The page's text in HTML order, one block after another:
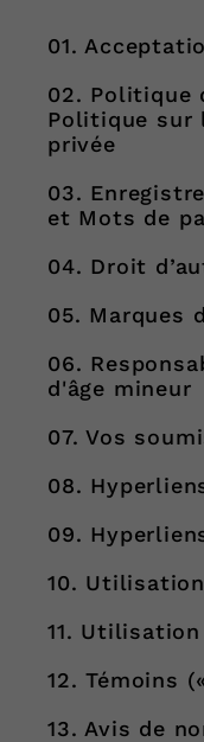
01.
02. Politique
Politique sur
privée
03.
et Mots de
04. Droit
05. Marques
06.
d'âge mineur
07. Vos
08.
09.
10.
11.
12. Témoins
13. Avis de